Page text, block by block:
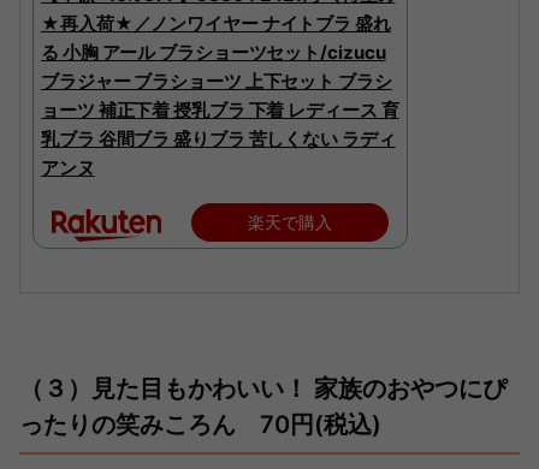
★再入荷★／ノンワイヤー ナイトブラ 盛れ
る 小胸 アール ブラショーツセット/cizucu
ブラジャー ブラショーツ 上下セット ブラシ
ョーツ 補正下着 授乳ブラ 下着 レディース 育
乳ブラ 谷間ブラ 盛りブラ 苦しくない ラディ
アンヌ
楽天で購入
（３）見た目もかわいい！ 家族のおやつにぴ
ったりの笑みころん 70円(税込)